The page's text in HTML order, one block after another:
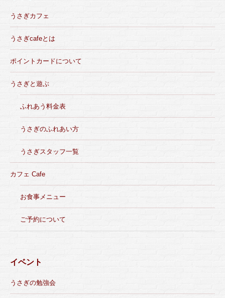
うさぎカフェ
うさぎcafeとは
ポイントカードについて
うさぎと遊ぶ
ふれあう料金表
うさぎのふれあい方
うさぎスタッフ一覧
カフェ Cafe
お食事メニュー
ご予約について
イベント
うさぎの勉強会